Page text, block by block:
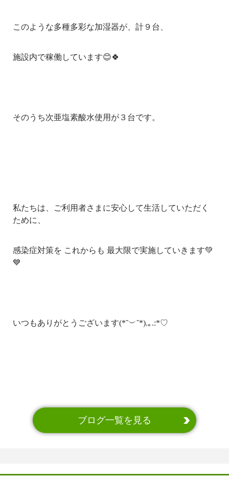
このような多種多彩な加湿器が、計９台、
施設内で稼働しています😊🍀
そのうち次亜塩素酸水使用が３台です。
私たちは、ご利用者さまに安心して生活していただく
ために、
感染症対策を これからも 最大限で実施していきます💚
💙
いつもありがとうございます(*˘︶˘*).｡.:*♡
ブログ一覧を見る